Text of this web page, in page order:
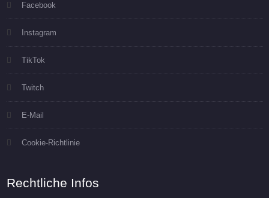
Facebook
Instagram
TikTok
Twitch
E-Mail
Cookie-Richtlinie
Rechtliche Infos